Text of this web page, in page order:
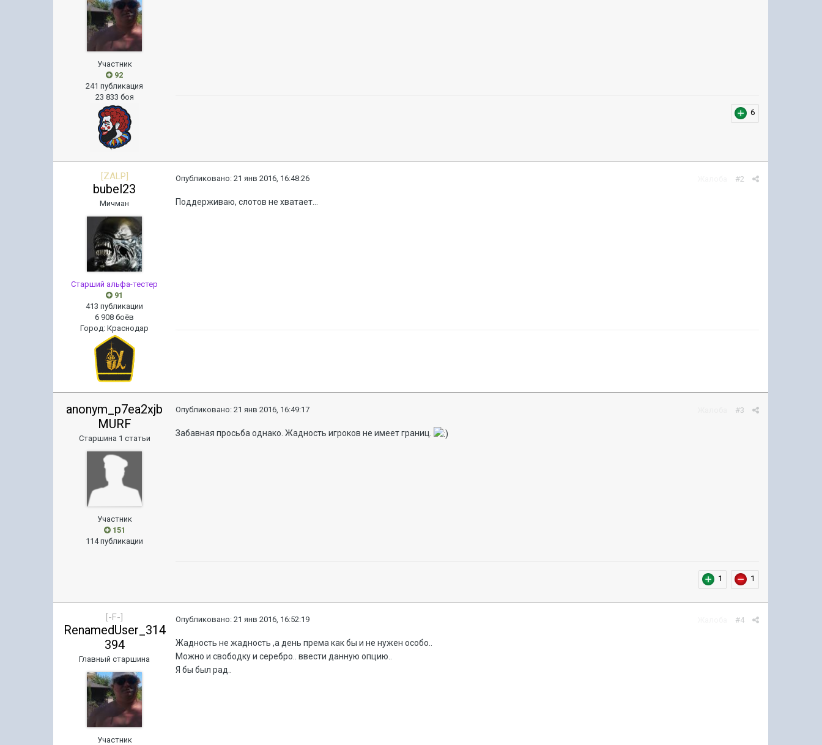
Участник
92
241 публикация
23 833 боя
6
[ZALP]
bubel23
Мичман
Старший альфа-тестер
91
413 публикации
6 908 боёв
Город:Краснодар
#2
Опубликовано:21 янв 2016, 16:48:26
Поддерживаю, слотов не хватает...
anonym_p7ea2xjb
MURF
Старшина 1 статьи
Участник
151
114 публикации
#3
Опубликовано:21 янв 2016, 16:49:17
Забавная просьба однако. Жадность игроков не имеет границ.
1 1
[-F-]
RenamedUser_314
394
Главный старшина
Участник
#4
Опубликовано:21 янв 2016, 16:52:19
Жадность не жадность ,а день према как бы и не нужен особо..
Можно и свободку и серебро.. ввести данную опцию..
Я бы был рад..